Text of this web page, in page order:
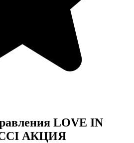
LOVE IN
АКЦИЯ